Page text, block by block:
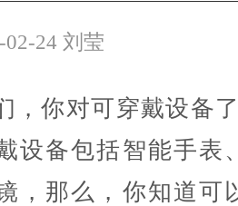
24 刘莹
你对可穿戴设备了
设备包括智能手表
，那么，你知道可